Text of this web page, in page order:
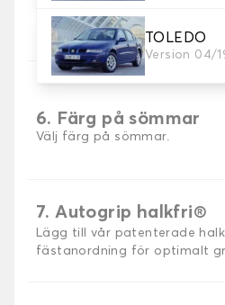
TOLEDO
Version 04/
Välj material för sömmar.
6. Färg på sömmar
Välj färg på sömmar.
7. Autogrip halkfri®
Lägg till vår patenterade
fästanordning för optimalt